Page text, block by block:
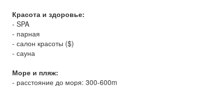
Красота и здоровье:
- SPA
- парная
- салон красоты ($)
- сауна
Море и пляж:
- расстояние до моря: 300-600m